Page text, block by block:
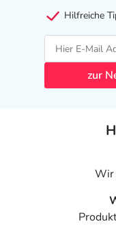
Hilfreiche
zur
Wir